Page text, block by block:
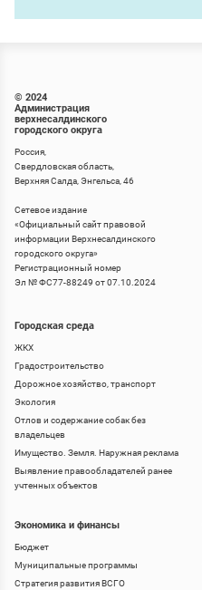
© 2024
Администрация
верхнесалдинского
городского округа
Россия,
Свердловская область,
Верхняя Салда, Энгельса, 46
Сетевое издание
«Официальный сайт правовой
информации Верхнесалдинского
городского округа»
Регистрационный номер
Эл № ФС77-88249 от 07.10.2024
Городская среда
ЖКХ
Градостроительство
Дорожное хозяйство, транспорт
Экология
Отлов и содержание собак без
владельцев
Имущество. Земля. Наружная реклама
Выявление правообладателей ранее
учтенных объектов
Экономика и финансы
Бюджет
Муниципальные программы
Стратегия развития ВСГО